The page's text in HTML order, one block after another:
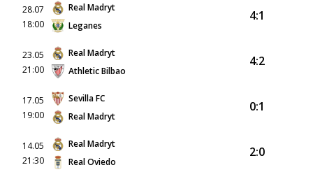
28.07
18:00
Real Madryt
Leganes
4:1
23.05
21:00
Real Madryt
Athletic Bilbao
4:2
17.05
19:00
Sevilla FC
Real Madryt
0:1
14.05
21:30
Real Madryt
Real Oviedo
2:0